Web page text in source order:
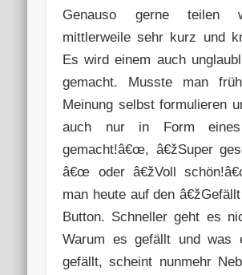
Genauso gerne teilen
mittlerweile sehr kurz und
Es wird einem auch
gemacht. Musste man
Meinung selbst formulieren
auch nur in Form eines
gemacht!â€œ, â€žSuper
â€œ oder â€žVoll
man heute auf den
Button. Schneller geht es
Warum es gefällt und was
gefällt, scheint nunmehr